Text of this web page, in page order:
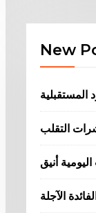
New
التقلب
اليومية أنيق
الآجلة